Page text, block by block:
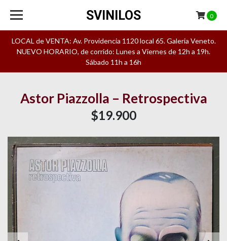
LOCAL de VENTA: Av. Providencia 1120 local 65. Galeria Veneto.
NUEVO HORARIO, de corrido: Lunes a Viernes de 12h a 19h.
Sábado 11h a 16h
SVINILOS 0
Astor Piazzolla – Retrospectiva
$19.900